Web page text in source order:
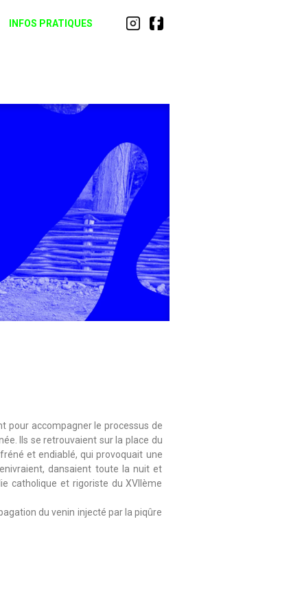
INFOS PRATIQUES
pour accompagner le processus de
Ils se retrouvaient sur la place du
et endiablé, qui provoquait une
dansaient toute la nuit et
catholique et rigoriste du XVIIème
du venin injecté par la piqûre